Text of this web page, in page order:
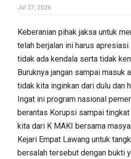
Jul 27, 2026
Keberanian pihak jaksa untuk
telah berjalan ini harus
tidak ada kendala serta tidak
Buruknya jangan sampai masuk
tidak kita inginkan dari dulu dan
Ingat ini program nasional
berantas Korupsi sampai tingkat
kita dari K MAKI bersama
Kejari Empat Lawang untuk
bersalah tersebut dengan bukti